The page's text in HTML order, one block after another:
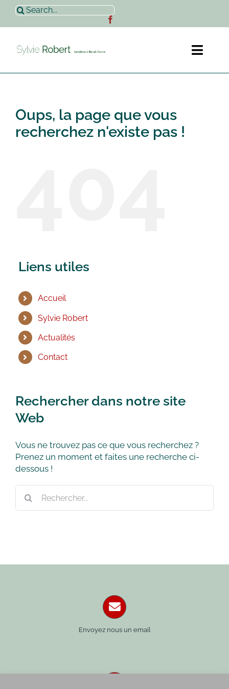
Passer
contenu
Rechercher:
Sylvie Robert
Oups, la page que vous
recherchez n'existe pas !
Liens utiles
Accueil
Sylvie Robert
Actualités
Contact
Rechercher dans notre site
Web
Vous ne trouvez pas ce que vous recherchez ?
Prenez un moment et faites une recherche ci-
dessous !
Envoyez nous un email